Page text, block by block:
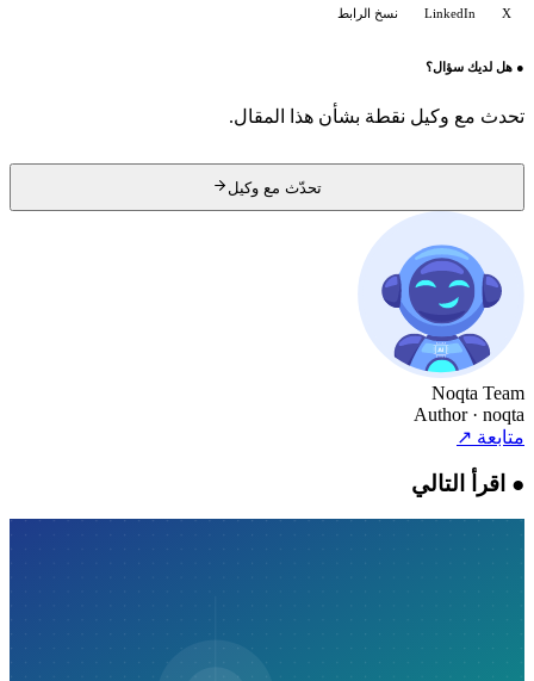
LinkedIn نسخ الرابط
●هل لديك سؤال؟
تحدث مع وكيل نقطة بشأن هذا المقال.
تحدّث مع وكيل
Noqta Team
Author · noqta
متابعة↗
●اقرأ التالي